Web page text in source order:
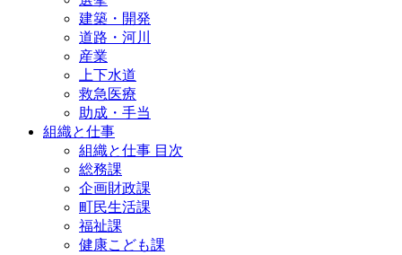
建築・開発
道路・河川
産業
上下水道
救急医療
助成・手当
組織と仕事
組織と仕事 目次
総務課
企画財政課
町民生活課
福祉課
健康こども課